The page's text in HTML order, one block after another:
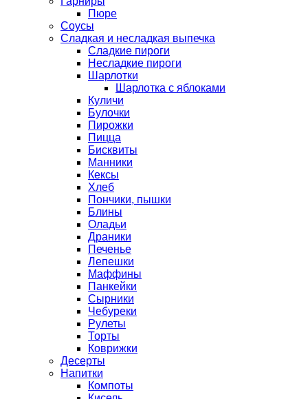
Пюре
Соусы
Сладкая и несладкая выпечка
Сладкие пироги
Несладкие пироги
Шарлотки
Шарлотка с яблоками
Куличи
Булочки
Пирожки
Пицца
Бисквиты
Манники
Кексы
Хлеб
Пончики, пышки
Блины
Оладьи
Драники
Печенье
Лепешки
Маффины
Панкейки
Сырники
Чебуреки
Рулеты
Торты
Коврижки
Десерты
Напитки
Компоты